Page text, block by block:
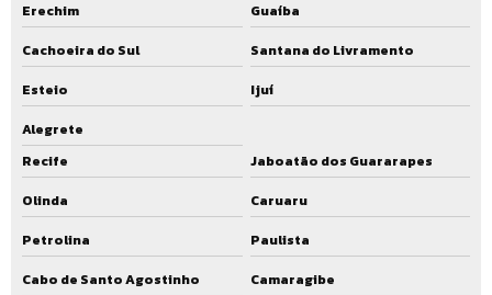
Erechim
Guaíba
Cachoeira do Sul
Santana do Livramento
Esteio
Ijuí
Alegrete
Recife
Jaboatão dos Guararapes
Olinda
Caruaru
Petrolina
Paulista
Cabo de Santo Agostinho
Camaragibe